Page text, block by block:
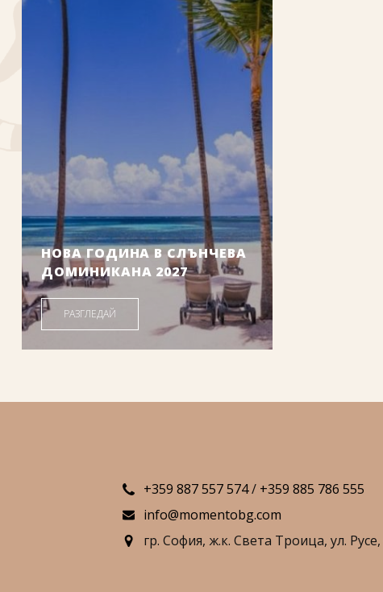
НОВА ГОДИНА В СЛЪНЧЕВА
ДОМИНИКАНА 2027
Дати от: 25.12.2026 г.
Цена от: 2899.00 / 5669.95 лв.
РАЗГЛЕДАЙ
+359 887 557 574/ +359 885 786 555
info@momentobg.com
гр. София,ж.к. Света Троица, ул. Русе,